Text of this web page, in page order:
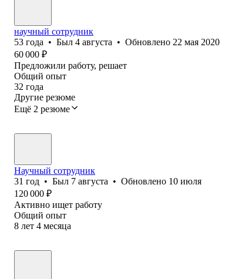
научный сотрудник
53 года • Был 4 августа • Обновлено 22 мая 2020
60 000 ₽
Предложили работу, решает
Общий опыт
32 года
Другие резюме
Ещё 2 резюме
Научный сотрудник
31 год • Был 7 августа • Обновлено 10 июля
120 000 ₽
Активно ищет работу
Общий опыт
8 лет 4 месяца